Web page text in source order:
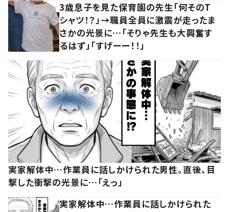
3歳息子を見た保育園の先生「何そのT
シャツ！？」→職員全員に激震が走ったま
さかの光景に…「そりゃ先生も大興奮す
るはず」「すげーー！！」
実家解体中…作業員に話しかけられた男性。直後、目
撃した衝撃の光景に…「えっ」
実家解体中…作業員に話しかけられた